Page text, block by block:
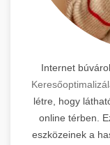
Internet
létre, hogy
online térben.
eszközeinek a